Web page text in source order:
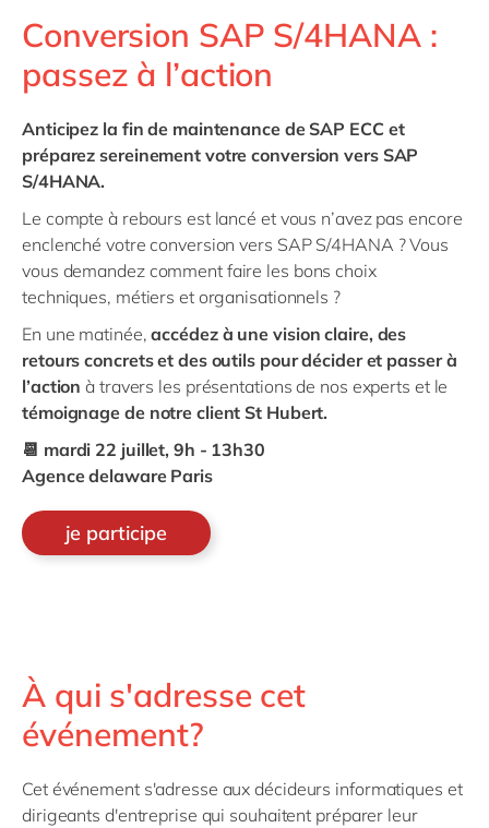
Conversion SAP S/4HANA :
passez à l’action
Anticipez la fin de maintenance de SAP ECC et
préparez sereinement votre conversion vers SAP
S/4HANA.
Le compte à rebours est lancé et vous n’avez pas encore
enclenché votre conversion vers SAP S/4HANA ? Vous
vous demandez comment faire les bons choix
techniques, métiers et organisationnels ?
En une matinée,accédez à une vision claire, des
retours concrets et des outils pour décider et passer à
l’action à travers les présentations de nos experts et le
témoignage de notre client St Hubert.
📆 mardi 22 juillet, 9h - 13h30
Agence delaware Paris
je participe
À qui s'adresse cet
événement?
Cet événement s'adresse aux décideurs informatiques et
dirigeants d'entreprise qui souhaitent préparer leur